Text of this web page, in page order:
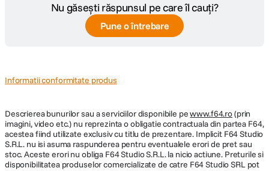
Nu găsești răspunsul pe care îl cauți?
Pune o întrebare
Informatii conformitate produs
Descrierea bunurilor sau a serviciilor disponibile pewww.f64.ro(prin
imagini, video etc.) nu reprezinta o obligatie contractuala din partea F64,
acestea fiind utilizate exclusiv cu titlu de prezentare. Implicit F64 Studio
S.R.L. nu isi asuma raspunderea pentru eventualele erori de pret sau
stoc. Aceste erori nu obliga F64 Studio S.R.L. la nicio actiune. Preturile si
disponibilitatea produselor comercializate de catre F64 Studio SRL pot